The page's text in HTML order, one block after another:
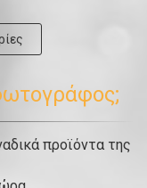
προϊόντα της